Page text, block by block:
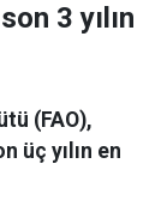
3 yılın
(FAO),
üç yılın en